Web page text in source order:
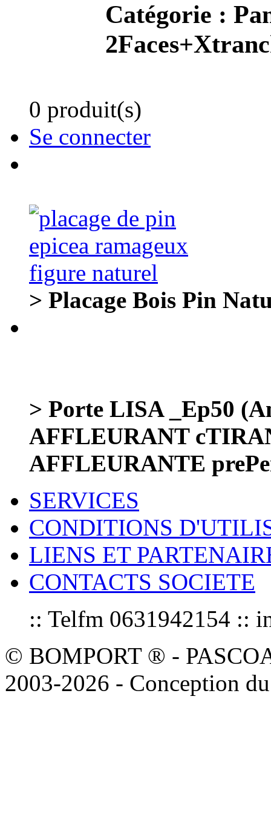
Catégorie :
0 produit(s)
Se connecter
> Placage Bois Pin
> Porte LISA _Ep50
AFFLEURANT
AFFLEURANTE
SERVICES
CONDITIONS
LIENS ET
CONTACTS SOCIETE
:: Telfm 0631942154 ::
© BOMPORT ® -
2003-2026 - Conception